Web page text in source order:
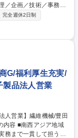
／企画／技術／事務な
せします。ご経験に合
既製品
「このブランドのため
業が可能です。・三井
います。中途入社者
の経験を活かしなが
維営
産出資の商社
完全週休2日制
G/福利厚生充実/
製品法人営業
務まで一貫して担う海